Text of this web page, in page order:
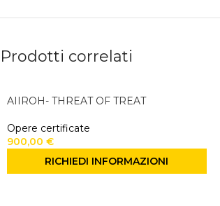
Prodotti correlati
AIIROH- THREAT OF TREAT
Opere certificate
900,00 €
RICHIEDI INFORMAZIONI